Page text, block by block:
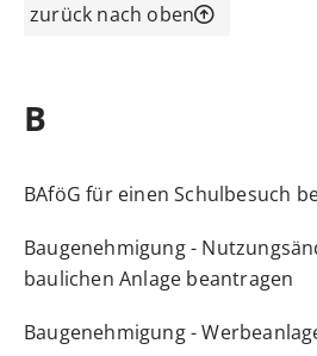
zurück nach oben
B
BAföG für einen Schulbesuch
Baugenehmigung -
baulichen Anlage beantragen
Baugenehmigung -